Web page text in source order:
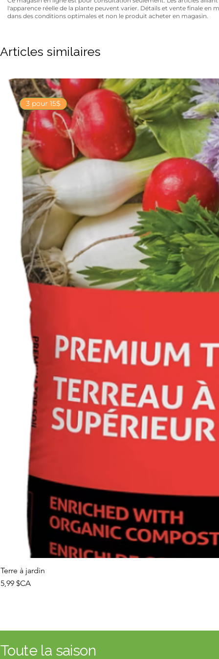
l'apparence réelle de la plante peuvent varier. Détails et vente finale
dans des conditions optimales et non le produit acheter en magasin.
Articles similaires
3 pour 15$
Terre à jardin
Prix
5,99 $CA
Toute la saison